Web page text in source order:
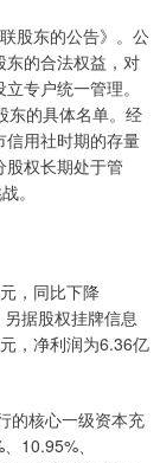
股东的公告》。公
东的合法权益，对
专户统一管理。
东的具体名单。经
用社时期的存量
股权长期处于管
。
，同比下降
据股权挂牌信息
，净利润为6.36亿
核心一级资本充
10.95%、